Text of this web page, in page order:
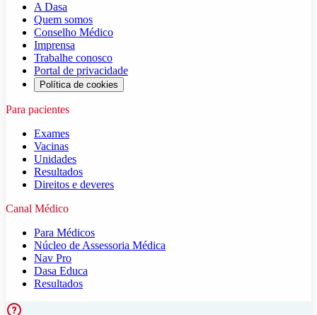
A Dasa
Quem somos
Conselho Médico
Imprensa
Trabalhe conosco
Portal de privacidade
Política de cookies
Para pacientes
Exames
Vacinas
Unidades
Resultados
Direitos e deveres
Canal Médico
Para Médicos
Núcleo de Assessoria Médica
Nav Pro
Dasa Educa
Resultados